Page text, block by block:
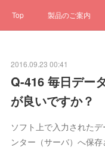
Top 製品のご案内
2016.09.23 00:41
Q-416 毎日デー
が良いですか？
ソフト上で入力された
ンター（サーバ）へ保